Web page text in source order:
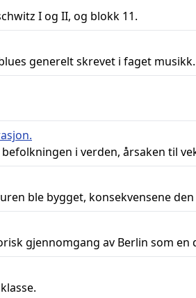
I og II, og blokk 11.
generelt skrevet i faget
i verden, årsaken til
ble bygget, konsekvensene
gjennomgang av Berlin som